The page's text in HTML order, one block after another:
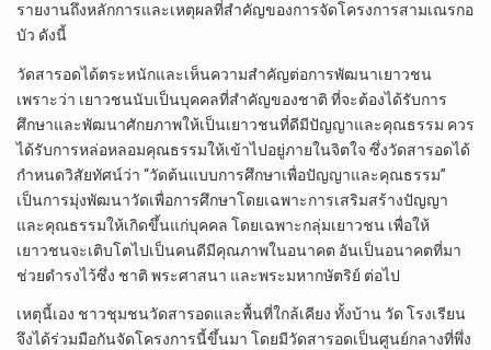
รายงานถึงหลักการและเหตุผลที่สำคัญของการจัดโครงการสามเณรกอ
บัว ดังนี้
วัดสารอดได้ตระหนักและเห็นความสำคัญต่อการพัฒนาเยาวชน
เพราะว่า เยาวชนนับเป็นบุคคลที่สำคัญของชาติ ที่จะต้องได้รับการ
ศึกษาและพัฒนาศักยภาพให้เป็นเยาวชนที่ดีมีปัญญาและคุณธรรม ควร
ได้รับการหล่อหลอมคุณธรรมให้เข้าไปอยู่ภายในจิตใจ ซึ่งวัดสารอดได้
กำหนดวิสัยทัศน์ว่า “วัดต้นแบบการศึกษาเพื่อปัญญาและคุณธรรม”
เป็นการมุ่งพัฒนาวัดเพื่อการศึกษาโดยเฉพาะการเสริมสร้างปัญญา
และคุณธรรมให้เกิดขึ้นแก่บุคคล โดยเฉพาะกลุ่มเยาวชน เพื่อให้
เยาวชนจะเติบโตไปเป็นคนดีมีคุณภาพในอนาคต อันเป็นอนาคตที่มา
ช่วยดำรงไว้ซึ่ง ชาติ พระศาสนา และพระมหากษัตริย์ ต่อไป
เหตุนี้เอง ชาวชุมชนวัดสารอดและพื้นที่ใกล้เคียง ทั้งบ้าน วัด โรงเรียน
จึงได้ร่วมมือกันจัดโครงการนี้ขึ้นมา โดยมีวัดสารอดเป็นศูนย์กลางที่พึ่ง